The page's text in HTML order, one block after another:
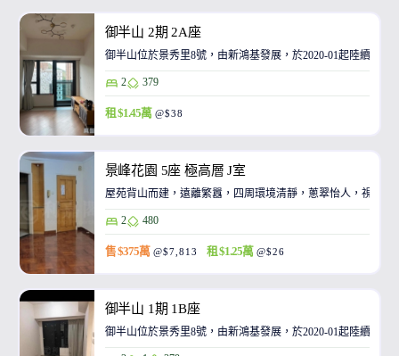
御半山 2期 2A座
御半山位於景秀里8號，由新鴻基發展，於2020-01起陸續入
2 379
租 $1.45萬 @$38
景峰花園 5座 極高層 J室
屋苑背山而建，遠離繁囂，四周環境清靜，蔥翠怡人，視野
2 480
售 $375萬 @$7,813 租 $1.25萬 @$26
御半山 1期 1B座
御半山位於景秀里8號，由新鴻基發展，於2020-01起陸續入